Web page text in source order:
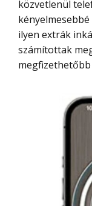
közvetlenül
ilyen extrák
számítottak